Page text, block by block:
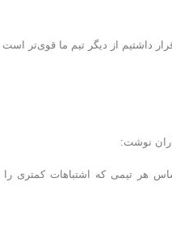
داشتیم از دیگر تیم ما قوی‌تر
نوشت:
هر تیمی که اشتباهات کمتری